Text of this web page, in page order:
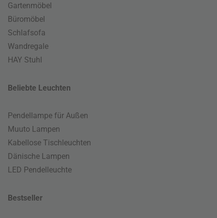
Gartenmöbel
Büromöbel
Schlafsofa
Wandregale
HAY Stuhl
Beliebte Leuchten
Pendellampe für Außen
Muuto Lampen
Kabellose Tischleuchten
Dänische Lampen
LED Pendelleuchte
Bestseller